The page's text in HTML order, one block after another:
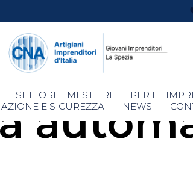
Skip
to
SETTORI E MESTIERI PER LE
E SICUREZZA
NEWS